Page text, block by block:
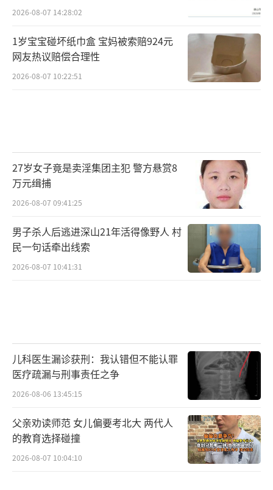
2026-08-07 14:28:02
1岁宝宝碰坏纸巾盒 宝妈被索赔924元
网友热议赔偿合理性
2026-08-07 10:22:51
27岁女子竟是卖淫集团主犯 警方悬赏8
万元缉捕
2026-08-07 09:41:25
男子杀人后逃进深山21年活得像野人 村
民一句话牵出线索
2026-08-07 10:41:31
儿科医生漏诊获刑：我认错但不能认罪
医疗疏漏与刑事责任之争
2026-08-06 13:45:15
父亲劝读师范 女儿偏要考北大 两代人
的教育选择碰撞
2026-08-07 10:04:10